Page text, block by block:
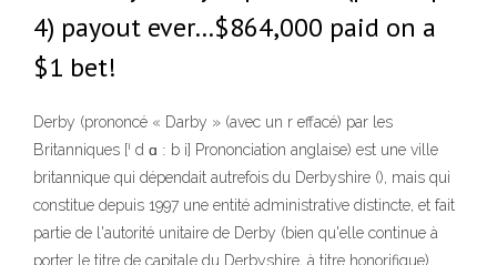
4) payout ever…$864,000 paid on a
$1 bet!
Derby (prononcé « Darby » (avec un r effacé) par les
Britanniques [ˈ d ɑ ː b i] Prononciation anglaise) est une ville
britannique qui dépendait autrefois du Derbyshire (), mais qui
constitue depuis 1997 une entité administrative distincte, et fait
partie de l'autorité unitaire de Derby (bien qu'elle continue à
porter le titre de capitale du Derbyshire, à titre honorifique).